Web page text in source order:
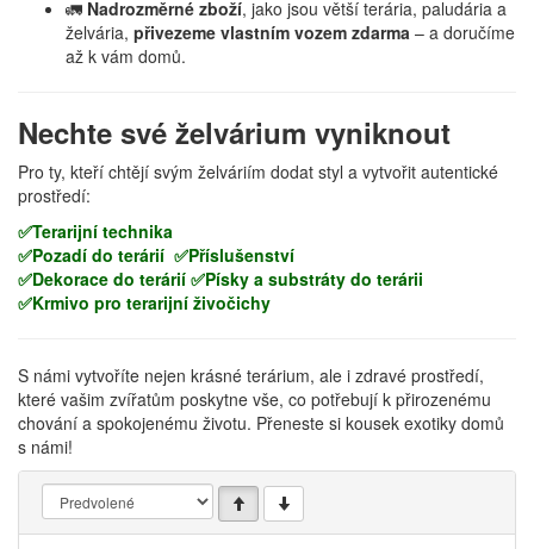
🚛 Nadrozměrné zboží, jako jsou větší terária, paludária a
želvária, přivezeme vlastním vozem zdarma – a doručíme
až k vám domů.
Nechte své želvárium vyniknout
Pro ty, kteří chtějí svým želváriím dodat styl a vytvořit autentické
prostředí:
✅Terarijní technika
✅Pozadí do terárií ✅Příslušenství
✅Dekorace do terárií ✅Písky a substráty do terárii
✅Krmivo pro terarijní živočichy
S námi vytvoříte nejen krásné terárium, ale i zdravé prostředí,
které vašim zvířatům poskytne vše, co potřebují k přirozenému
chování a spokojenému životu. Přeneste si kousek exotiky domů
s námi!